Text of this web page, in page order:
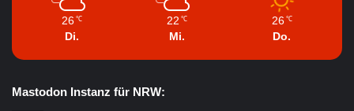
26 ℃
Di.
22 ℃
Mi.
26 ℃
Do.
Mastodon Instanz für NRW: